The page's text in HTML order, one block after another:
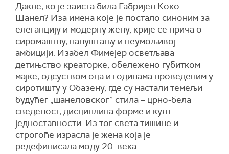
Дакле, ко је заиста била Габријел Коко
Шанел? Иза имена које је постало синоним за
елеганцију и модерну жену, крије се прича о
сиромаштву, напуштању и неумољивој
амбицији. Изабел Фимејер осветљава
детињство креаторке, обележено губитком
мајке, одсуством оца и годинама проведеним у
сиротишту у Обазену, где су настали темељи
будућег „шанеловског” стила – црно-бела
сведеност, дисциплина форме и култ
једноставности. Из тог света тишине и
строгоће израсла је жена која је
редефинисала моду 20. века.